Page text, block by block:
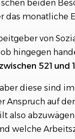
beiden
das monatliche
von
hingegen
zwischen 521 und
diese sind
auf
also
welche